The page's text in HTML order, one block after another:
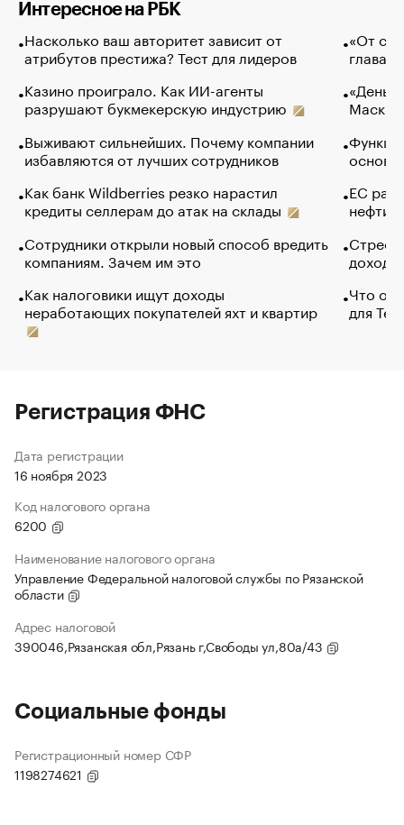
Интересное на РБК
Насколько ваш авторитет зависит от
атрибутов престижа? Тест для лидеров
Казино проиграло. Как ИИ-агенты
разрушают букмекерскую индустрию
Выживают сильнейших. Почему компании
избавляются от лучших сотрудников
Как банк Wildberries резко нарастил
кредиты селлерам до атак на склады
Сотрудники открыли новый способ вредить
компаниям. Зачем им это
Как налоговики ищут доходы
неработающих покупателей яхт и квартир
«От
глава
Маск в
основ
ЕС
нефти
Что
для
Регистрация ФНС
Дата регистрации
16 ноября 2023
Код налогового органа
6200
Наименование налогового органа
Управление Федеральной налоговой службы по Рязанской
области
Адрес налоговой
390046,Рязанская обл,Рязань г,Свободы ул,80а/43
Социальные фонды
Регистрационный номер СФР
1198274621